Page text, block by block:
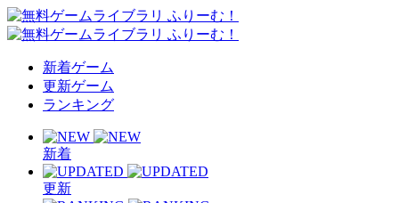
新着ゲーム
更新ゲーム
ランキング
新着
更新